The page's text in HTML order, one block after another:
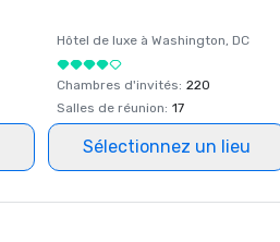
Hôtel de luxe à Washington, DC
Chambres d'invités: 220
Salles de réunion: 17
Sélectionnez un lieu